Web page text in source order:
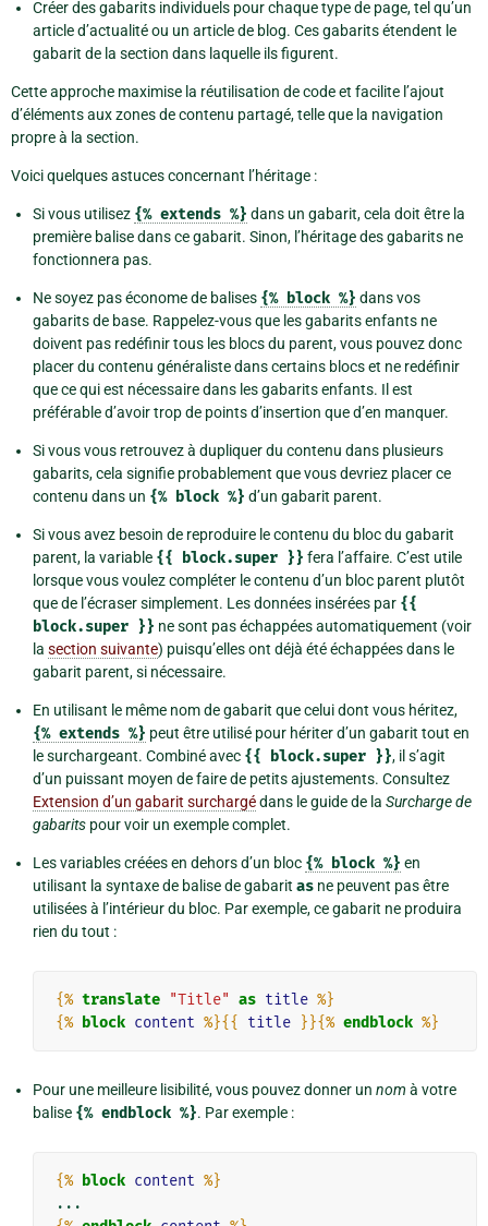
Créer des gabarits individuels pour chaque type de page, tel qu’un
article d’actualité ou un article de blog. Ces gabarits étendent le
gabarit de la section dans laquelle ils figurent.
Cette approche maximise la réutilisation de code et facilite l’ajout
d’éléments aux zones de contenu partagé, telle que la navigation
propre à la section.
Voici quelques astuces concernant l’héritage :
Si vous utilisez {% extends %} dans un gabarit, cela doit être la
première balise dans ce gabarit. Sinon, l’héritage des gabarits ne
fonctionnera pas.
Ne soyez pas économe de balises {% block %} dans vos
gabarits de base. Rappelez-vous que les gabarits enfants ne
doivent pas redéfinir tous les blocs du parent, vous pouvez donc
placer du contenu généraliste dans certains blocs et ne redéfinir
que ce qui est nécessaire dans les gabarits enfants. Il est
préférable d’avoir trop de points d’insertion que d’en manquer.
Si vous vous retrouvez à dupliquer du contenu dans plusieurs
gabarits, cela signifie probablement que vous devriez placer ce
contenu dans un {% block %} d’un gabarit parent.
Si vous avez besoin de reproduire le contenu du bloc du gabarit
parent, la variable {{ block.super }} fera l’affaire. C’est utile
lorsque vous voulez compléter le contenu d’un bloc parent plutôt
que de l’écraser simplement. Les données insérées par {{
block.super }} ne sont pas échappées automatiquement (voir
la section suivante) puisqu’elles ont déjà été échappées dans le
gabarit parent, si nécessaire.
En utilisant le même nom de gabarit que celui dont vous héritez,
{% extends %} peut être utilisé pour hériter d’un gabarit tout en
le surchargeant. Combiné avec {{ block.super }}, il s’agit
d’un puissant moyen de faire de petits ajustements. Consultez
Extension d’un gabarit surchargédans le guide de la Surcharge de
gabarits pour voir un exemple complet.
Les variables créées en dehors d’un bloc {% block %} en
utilisant la syntaxe de balise de gabarit as ne peuvent pas être
utilisées à l’intérieur du bloc. Par exemple, ce gabarit ne produira
rien du tout :
{% translate "Title" as title %}
{% block content %}{{ title }}{% endblock %}
Pour une meilleure lisibilité, vous pouvez donner un nom à votre
balise {% endblock %}. Par exemple :
{% block content %}